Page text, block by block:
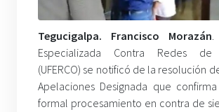
Tegucigalpa. Francisco Morazán
Especializada Contra Redes de
(UFERCO) se notificó de la resolución
Apelaciones Designada que
formal procesamiento en contra de